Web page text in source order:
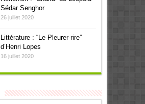
Sédar Senghor
26 juillet 2020
Littérature : “Le Pleurer-rire”
d’Henri Lopes
16 juillet 2020